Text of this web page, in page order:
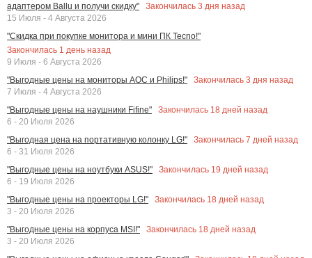
адаптером Ballu и получи скидку"
Закончилась 3 дня назад
15 Июля - 4 Августа 2026
"Скидка при покупке монитора и мини ПК Tecno!"
Закончилась 1 день назад
9 Июля - 6 Августа 2026
"Выгодные цены на мониторы AOC и Philips!"
Закончилась 3 дня назад
7 Июля - 4 Августа 2026
"Выгодные цены на наушники Fifine"
Закончилась 18 дней назад
6 - 20 Июля 2026
"Выгодная цена на портативную колонку LG!"
Закончилась 7 дней назад
6 - 31 Июля 2026
"Выгодные цены на ноутбуки ASUS!"
Закончилась 19 дней назад
6 - 19 Июля 2026
"Выгодные цены на проекторы LG!"
Закончилась 18 дней назад
3 - 20 Июля 2026
"Выгодные цены на корпуса MSI!"
Закончилась 18 дней назад
3 - 20 Июля 2026